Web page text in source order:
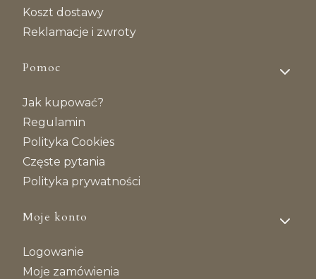
Koszt dostawy
Reklamacje i zwroty
Pomoc
Jak kupować?
Regulamin
Polityka Cookies
Częste pytania
Polityka prywatności
Moje konto
Logowanie
Moje zamówienia